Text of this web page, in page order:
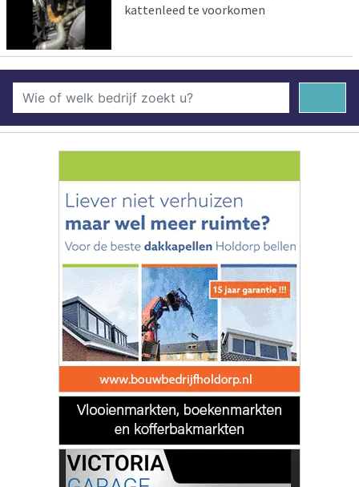
kattenleed te voorkomen